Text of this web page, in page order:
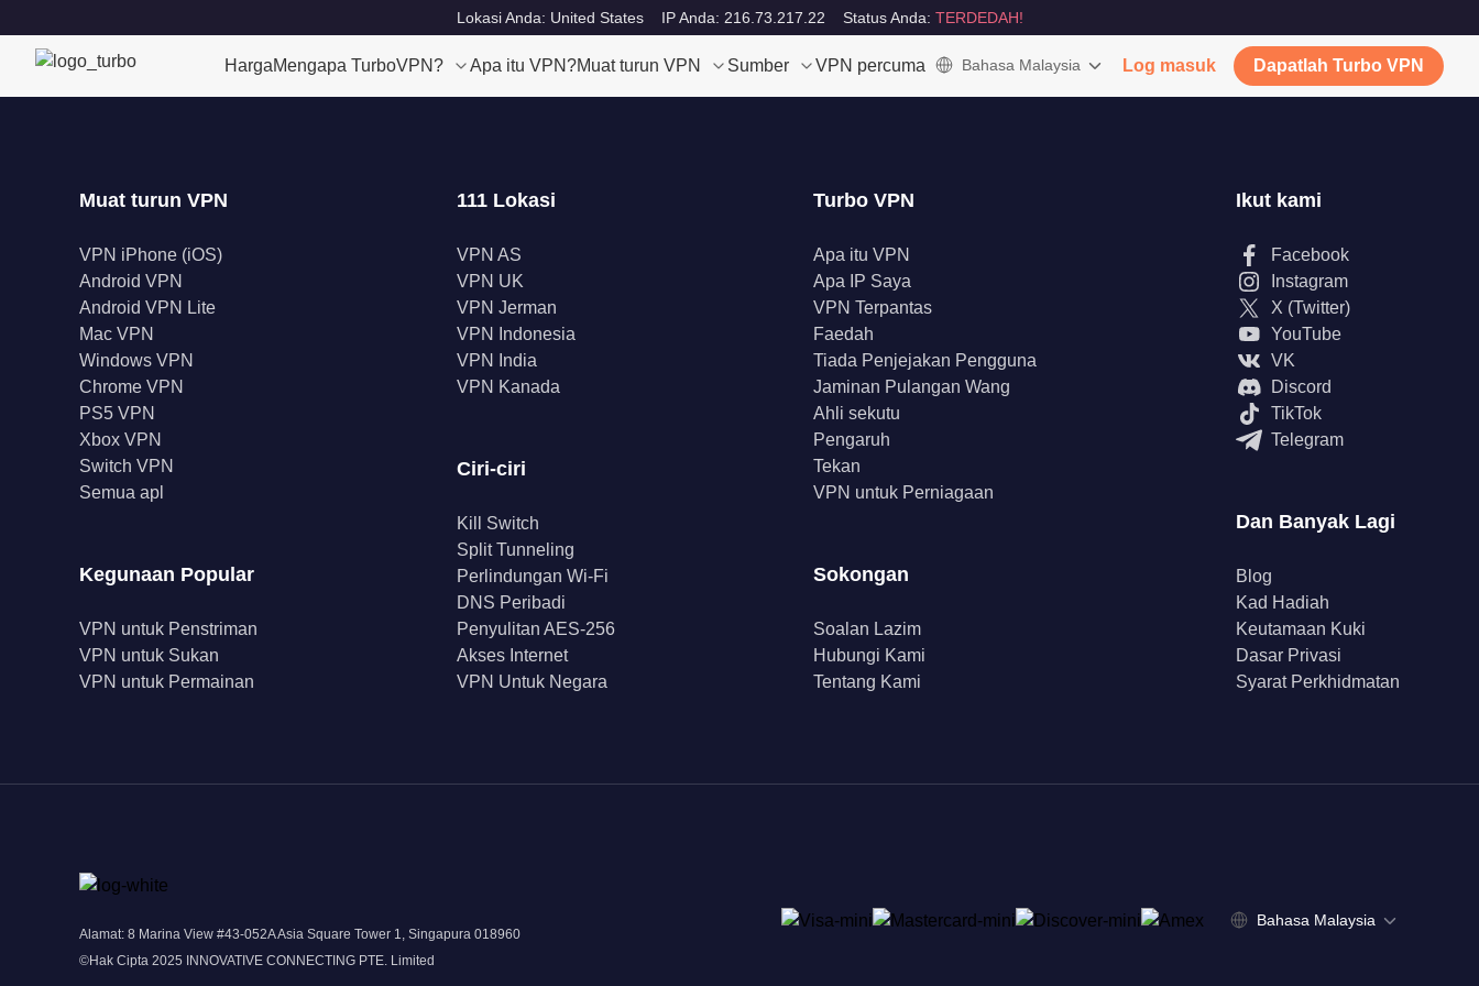
Lokasi Anda: United States IP Anda: 216.73.217.22 Status Anda: TERDEDAH!
HargaMengapa TurboVPN? Apa itu VPN?Muat turun VPN Sumber VPN percuma Bahasa Malaysia Log masuk Dapatlah Turbo VPN
Muat turun VPN
VPN iPhone (iOS)
Android VPN
Android VPN Lite
Mac VPN
Windows VPN
Chrome VPN
PS5 VPN
Xbox VPN
Switch VPN
Semua apl
Kegunaan Popular
VPN untuk Penstriman
VPN untuk Sukan
VPN untuk Permainan
111 Lokasi
VPN AS
VPN UK
VPN Jerman
VPN Indonesia
VPN India
VPN Kanada
Ciri-ciri
Kill Switch
Split Tunneling
Perlindungan Wi-Fi
DNS Peribadi
Penyulitan AES-256
Akses Internet
VPN Untuk Negara
Turbo VPN
Apa itu VPN
Apa IP Saya
VPN Terpantas
Faedah
Tiada Penjejakan Pengguna
Jaminan Pulangan Wang
Ahli sekutu
Pengaruh
Tekan
VPN untuk Perniagaan
Sokongan
Soalan Lazim
Hubungi Kami
Tentang Kami
Ikut kami
Facebook
Instagram
X (Twitter)
YouTube
VK
Discord
TikTok
Telegram
Dan Banyak Lagi
Blog
Kad Hadiah
Keutamaan Kuki
Dasar Privasi
Syarat Perkhidmatan
Alamat: 8 Marina View #43-052A Asia Square Tower 1, Singapura 018960
©Hak Cipta 2025 INNOVATIVE CONNECTING PTE. Limited
Bahasa Malaysia